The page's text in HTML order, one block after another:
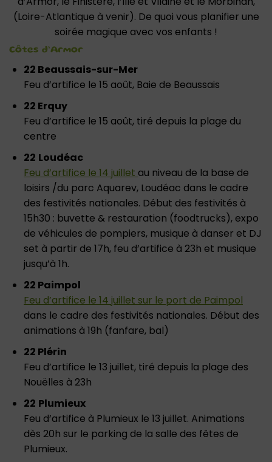
(Loire-Atlantique à venir). De quoi vous planifier une
soirée magique avec vos enfants !
Côtes d’Armor
22 Beaussais-sur-Mer
Feu d’artifice le 15 août, Baie de Beaussais
22 Erquy
Feu d’artifice le 15 août, tiré depuis la plage du
centre
22 Loudéac
Feu d’artifice le 14 juillet au niveau de la base de
loisirs /du parc Aquarev, Loudéac dans le cadre
des festivités nationales. Début des festivités à
15h30 : buvette & restauration (foodtrucks), expo
de véhicules de pompiers, musique à danser et DJ
set à partir de 17h, feu d’artifice à 23h et musique
jusqu’à 1h.
22 Paimpol
Feu d’artifice le 14 juillet sur le port de Paimpol
dans le cadre des festivités nationales. Début des
animations à 19h (fanfare, bal)
22 Plérin
Feu d’artifice le 13 juillet, tiré depuis la plage des
Nouëlles à 23h
22 Plumieux
Feu d’artifice à Plumieux le 13 juillet. Animations
dès 20h sur le parking de la salle des fêtes de
Plumieux.